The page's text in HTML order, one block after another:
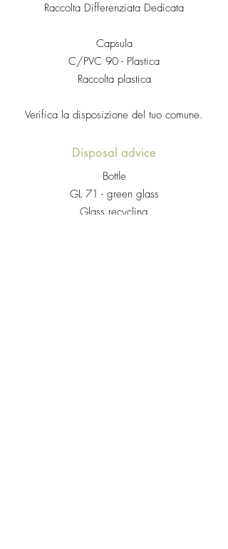
Raccolta Differenziata Dedicata
Capsula
C/PVC 90 - Plastica
Raccolta plastica
Verifica la disposizione del tuo comune.
Disposal advice
Bottle
GL 71 - green glass
Glass recycling